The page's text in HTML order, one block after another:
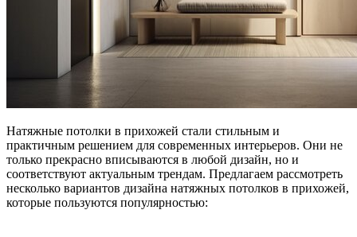
Натяжные потолки в прихожей стали стильным и
практичным решением для современных интерьеров. Они не
только прекрасно вписываются в любой дизайн, но и
соответствуют актуальным трендам. Предлагаем рассмотреть
несколько вариантов дизайна натяжных потолков в прихожей,
которые пользуются популярностью: